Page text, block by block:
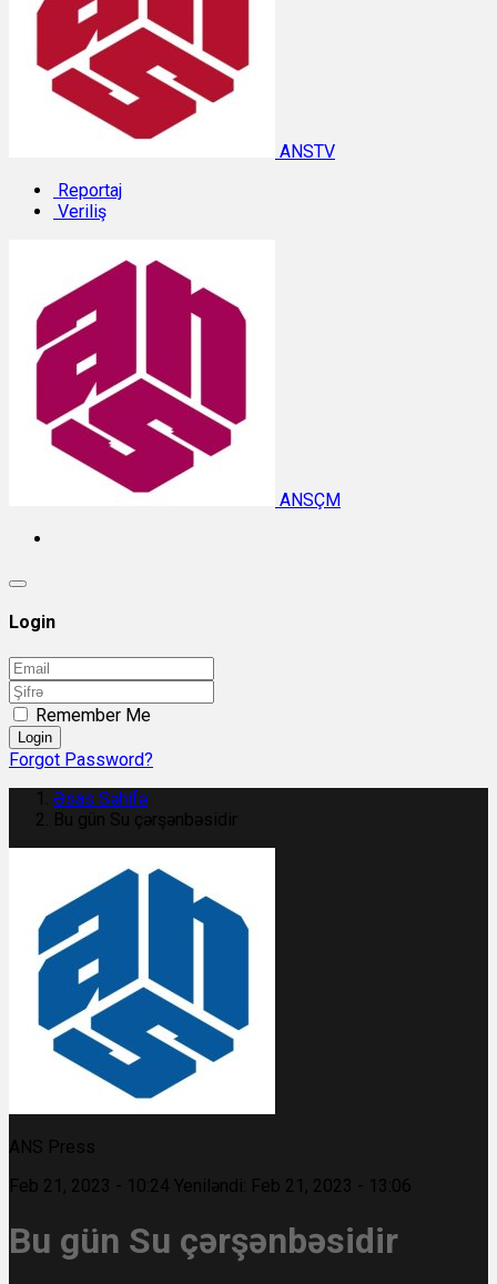
ANSTV
Reportaj
Veriliş
ANSÇM
Login
Remember Me
Login
Forgot Password?
Əsas Səhifə
Bu gün Su çərşənbəsidir
ANS Press
Feb 21, 2023 - 10:24 Yeniləndi: Feb 21, 2023 - 13:06
Bu gün Su çərşənbəsidir